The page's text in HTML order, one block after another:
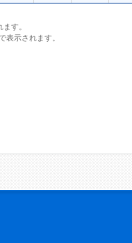
す。
表示されます。